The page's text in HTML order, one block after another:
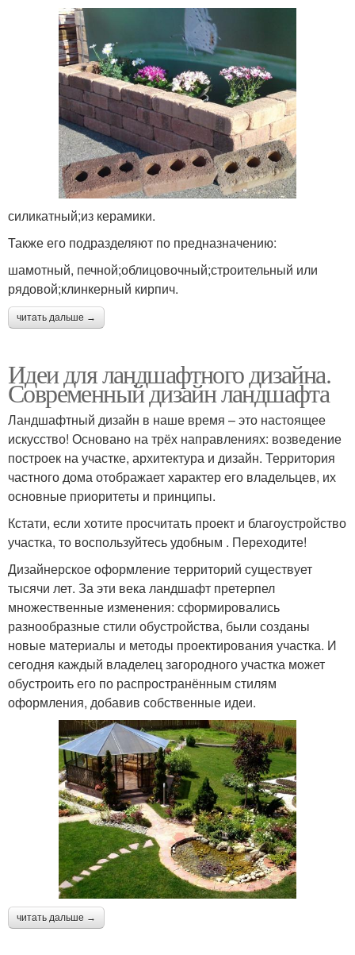
силикатный;из керамики.
Также его подразделяют по предназначению:
шамотный, печной;облицовочный;строительный или
рядовой;клинкерный кирпич.
читать дальше →
Идеи для ландшафтного дизайна.
Современный дизайн ландшафта
Ландшафтный дизайн в наше время – это настоящее
искусство! Основано на трёх направлениях: возведение
построек на участке, архитектура и дизайн. Территория
частного дома отображает характер его владельцев, их
основные приоритеты и принципы.
Кстати, если хотите просчитать проект и благоустройство
участка, то воспользуйтесь удобным . Переходите!
Дизайнерское оформление территорий существует
тысячи лет. За эти века ландшафт претерпел
множественные изменения: сформировались
разнообразные стили обустройства, были созданы
новые материалы и методы проектирования участка. И
сегодня каждый владелец загородного участка может
обустроить его по распространённым стилям
оформления, добавив собственные идеи.
читать дальше →